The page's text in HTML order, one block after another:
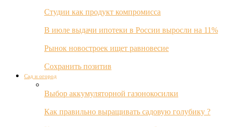
Студии как продукт компромисса
В июле выдачи ипотеки в России выросли на 11%
Рынок новостроек ищет равновесие
Сохранить позитив
Сад и огород
Выбор аккумуляторной газонокосилки
Как правильно выращивать садовую голубику ?